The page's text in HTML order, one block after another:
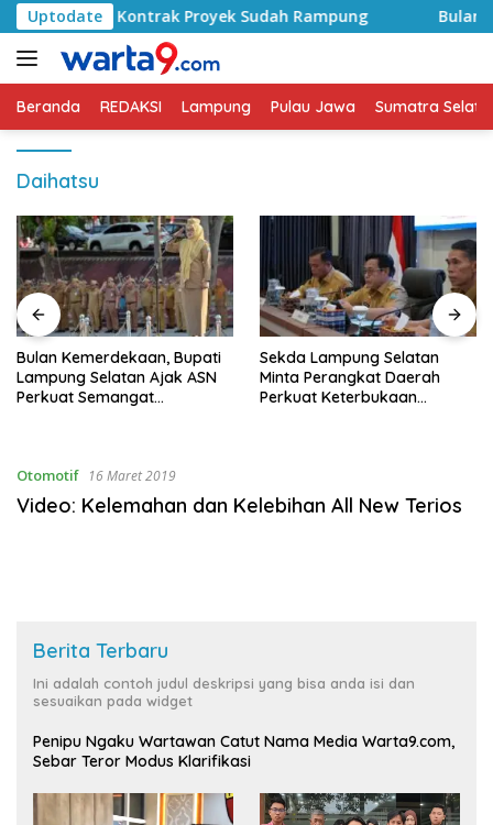
Langsung
ke
konten
Uptodate
Kontrak Proyek Sudah Rampung Bulan
Beranda REDAKSI Lampung Pulau Jawa Sumatra
Daihatsu
Bulan Kemerdekaan, Bupati
Lampung Selatan Ajak ASN
Perkuat Semangat
Sekda Lampung Selatan
Minta Perangkat Daerah
Perkuat Keterbukaan
Otomotif 16 Maret 2019
Video: Kelemahan dan Kelebihan All New Terios
Berita Terbaru
Ini adalah contoh judul deskripsi yang bisa anda isi dan
sesuaikan pada widget
Penipu Ngaku Wartawan Catut Nama Media Warta9.com,
Sebar Teror Modus Klarifikasi